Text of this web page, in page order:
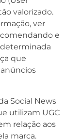
valorizado.
ver
e
que
Social News
utilizam UGC
relação aos
marca.